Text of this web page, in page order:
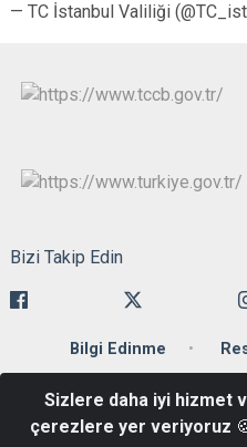
— TC İstanbul Valiliği
Bizi Takip Edin
Bilgi Edinme
Ankara Caddesi 34110
Telefon: +90 212 455 59 00
Sizlere daha iyi hizmet
çerezlere yer veriyoruz